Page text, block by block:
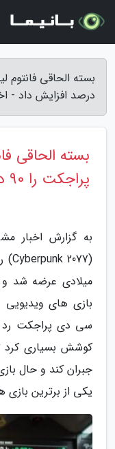
درصد افزایش داد -
بسته الحاقی
پراجکت را 90 درصد افزایش داد
میلادی عرضه شد و
بازی های
کوشش بسیاری کرد
جبران کند و حال
یکی از برترین